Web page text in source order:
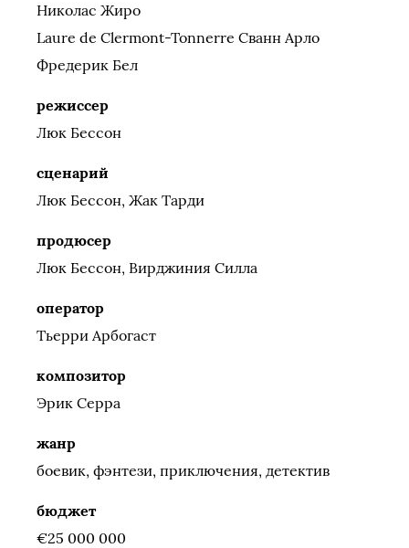
Николас Жиро
Laure de Clermont-Tonnerre Сванн Арло
Фредерик Бел
режиссер
Люк Бессон
сценарий
Люк Бессон, Жак Тарди
продюсер
Люк Бессон, Вирджиния Силла
оператор
Тьерри Арбогаст
композитор
Эрик Серра
жанр
боевик, фэнтези, приключения, детектив
бюджет
€25 000 000